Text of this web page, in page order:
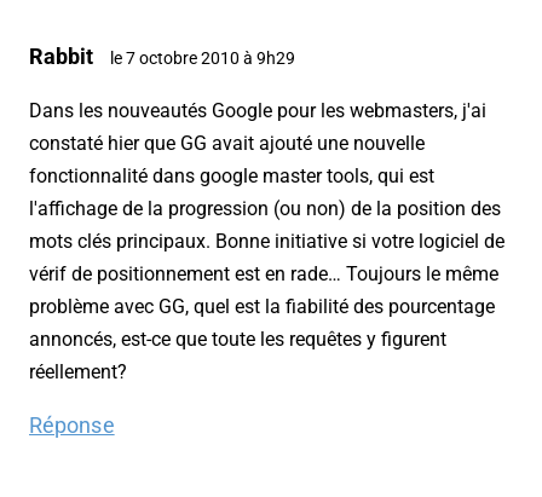
Rabbit le 7 octobre 2010 à 9h29
Dans les nouveautés Google pour les webmasters, j'ai
constaté hier que GG avait ajouté une nouvelle
fonctionnalité dans google master tools, qui est
l'affichage de la progression (ou non) de la position des
mots clés principaux. Bonne initiative si votre logiciel de
vérif de positionnement est en rade… Toujours le même
problème avec GG, quel est la fiabilité des pourcentage
annoncés, est-ce que toute les requêtes y figurent
réellement?
Réponse